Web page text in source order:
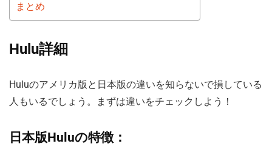
まとめ
Hulu詳細
Huluのアメリカ版と日本版の違いを知らないで損している
人もいるでしょう。まずは違いをチェックしよう！
日本版Huluの特徴：